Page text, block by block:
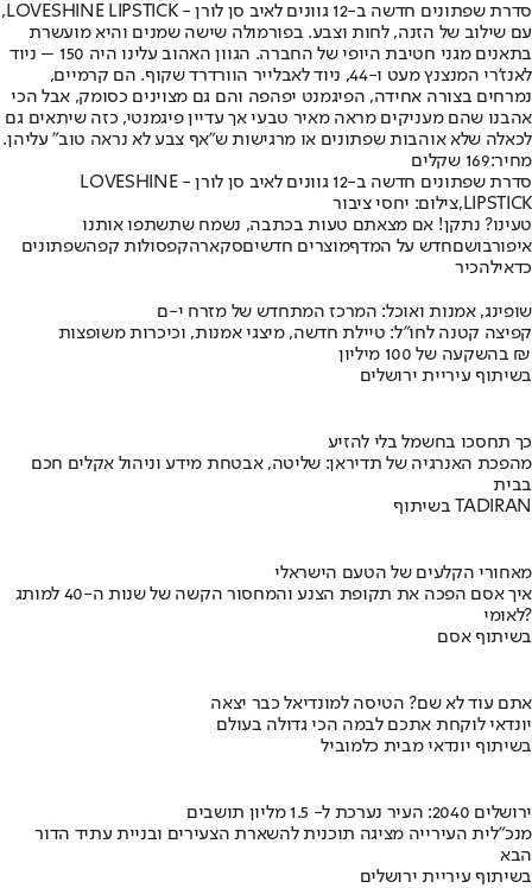
סדרת שפתונים חדשה ב-12 גוונים לאיב סן לורן - LOVESHINE LIPSTICK,
עם שילוב של הזנה, לחות וצבע. בפורמולה שישה שמנים והיא מועשרת
בתאנים מגני חטיבת היופי של החברה. הגוון האהוב עלינו היה 150 – ניוד
לאנז'רי המנצנץ מעט ו-44, ניוד לאבלייר הוורדרד שקוף. הם קרמיים,
נמרחים בצורה אחידה, הפיגמנט יפהפה והם גם מצוינים כסומק, אבל הכי
אהבנו שהם מעניקים מראה מאיר טבעי אך עדיין פיגמנטי, כזה שיתאים גם
לכאלה שלא אוהבות שפתונים או מרגישות ש"אף צבע לא נראה טוב" עליהן.
מחיר:169 שקלים
סדרת שפתונים חדשה ב-12 גוונים לאיב סן לורן - LOVESHINE
LIPSTICK,צילום: יחסי ציבור
טעינו? נתקן! אם מצאתם טעות בכתבה, נשמח שתשתפו אותנו
איפורבושםחדש על המדףמוצרים חדשיםסקארהקפסולות קפהשפתונים
כדאילהכיר
שופינג, אמנות ואוכל: המרכז המתחדש של מזרח י-ם
קפיצה קטנה לחו"ל: טיילת חדשה, מיצגי אמנות, וכיכרות משופצות
בהשקעה של 100 מיליון ₪
בשיתוף עיריית ירושלים
כך תחסכו בחשמל בלי להזיע
מהפכת האנרגיה של תדיראן: שליטה, אבטחת מידע וניהול אקלים חכם
בבית
בשיתוף TADIRAN
מאחורי הקלעים של הטעם הישראלי
איך אסם הפכה את תקופת הצנע והמחסור הקשה של שנות ה-40 למותג
לאומי?
בשיתוף אסם
אתם עוד לא שם? הטיסה למונדיאל כבר יצאה
יונדאי לוקחת אתכם לבמה הכי גדולה בעולם
בשיתוף יונדאי מבית כלמוביל
ירושלים 2040: העיר נערכת ל- 1.5 מליון תושבים
מנכ"לית העירייה מציגה תוכנית להשארת הצעירים ובניית עתיד הדור
הבא
בשיתוף עיריית ירושלים